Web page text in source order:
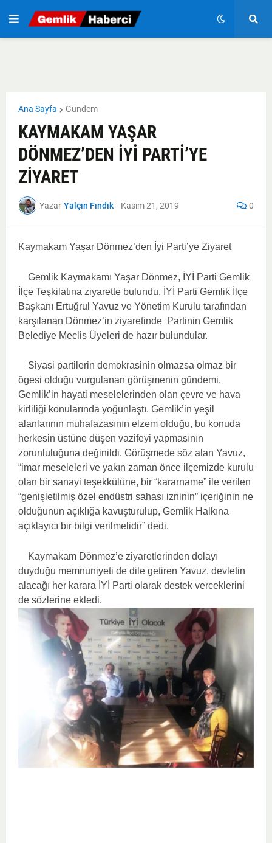
Ana Sayfa Gündem
KAYMAKAM YAŞAR
DÖNMEZ’DEN İYİ PARTİ’YE
ZİYARET
Yazar Yalçın Fındık - Kasım 21, 2019 0
Kaymakam Yaşar Dönmez’den İyi Parti’ye Ziyaret
Gemlik Kaymakamı Yaşar Dönmez, İYİ Parti Gemlik
İlçe Teşkilatına ziyarette bulundu. İYİ Parti Gemlik İlçe
Başkanı Ertuğrul Yavuz ve Yönetim Kurulu tarafından
karşılanan Dönmez’in ziyaretinde Partinin Gemlik
Belediye Meclis Üyeleri de hazır bulundular.
Siyasi partilerin demokrasinin olmazsa olmaz bir
ögesi olduğu vurgulanan görüşmenin gündemi,
Gemlik’in hayati meselelerinden olan çevre ve hava
kirliliği konularında yoğunlaştı. Gemlik’in yeşil
alanlarının muhafazasının elzem olduğu, bu konuda
herkesin üstüne düşen vazifeyi yapmasının
zorunluluğuna değinildi. Görüşmede söz alan Yavuz,
“imar meseleleri ve yakın zaman önce ilçemizde kurulu
olan bir sanayi teşekkülüne, bir “kararname” ile verilen
“genişletilmiş özel endüstri sahası izninin” içeriğinin ne
olduğunun açıklığa kavuşturulup, Gemlik Halkına
açıklayıcı bir bilgi verilmelidir” dedi.
Kaymakam Dönmez’e ziyaretlerinden dolayı
duyduğu memnuniyeti de dile getiren Yavuz, devletin
alacağı her karara İYİ Parti olarak destek verceklerini
de sözlerine ekledi.